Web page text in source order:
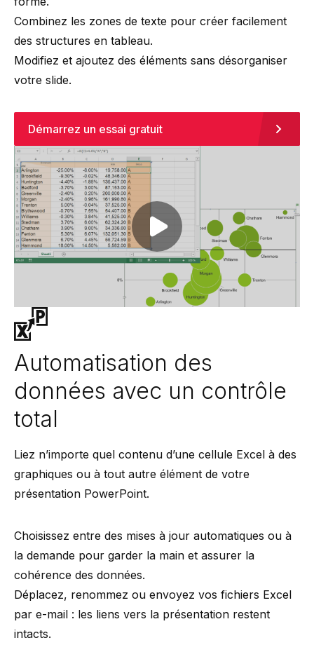
Combinez les zones de texte pour créer facilement
des structures en tableau.
Modifiez et ajoutez des éléments sans désorganiser
votre slide.
Démarrez un essai gratuit
Automatisation des
données avec un contrôle
total
Liez n’importe quel contenu d’une cellule Excel à des
graphiques ou à tout autre élément de votre
présentation PowerPoint.
Choisissez entre des mises à jour automatiques ou à
la demande pour garder la main et assurer la
cohérence des données.
Déplacez, renommez ou envoyez vos fichiers Excel
par e-mail : les liens vers la présentation restent
intacts.
Play video